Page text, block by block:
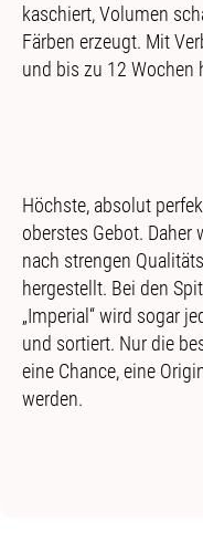
kaschiert, Volumen
Färben erzeugt. Mit
und bis zu 12 Wochen
Höchste, absolut
oberstes Gebot. Daher
nach strengen
hergestellt. Bei den
„Imperial“ wird sogar
und sortiert. Nur die
eine Chance, eine
werden.